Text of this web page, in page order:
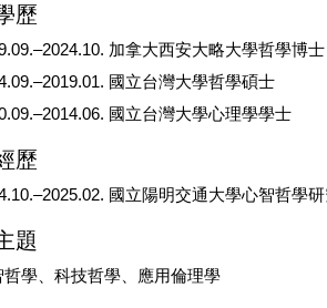
歷
加拿大西安大略大學哲學博士
國立台灣大學哲學碩士
國立台灣大學心理學學士
歷
國立陽明交通大學心智哲學
題
哲學、科技哲學、應用倫理學